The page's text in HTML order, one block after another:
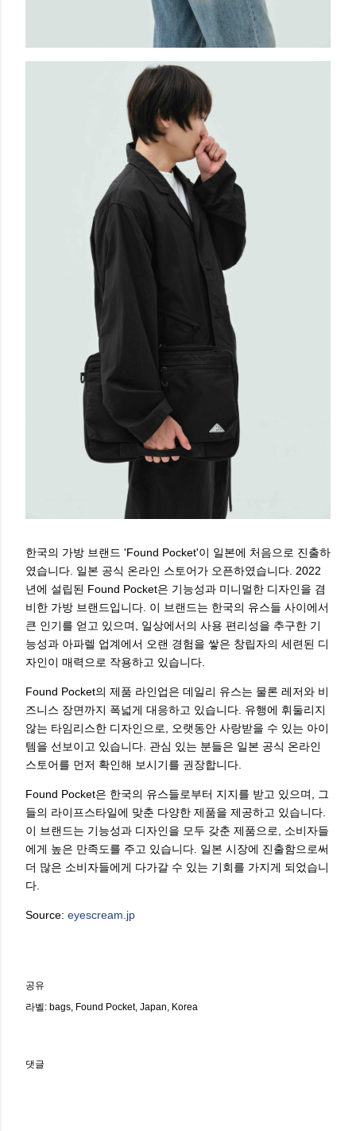
한국의 가방 브랜드 'Found Pocket'이 일본에 처음으로 진출하
였습니다. 일본 공식 온라인 스토어가 오픈하였습니다. 2022
년에 설립된 Found Pocket은 기능성과 미니멀한 디자인을 겸
비한 가방 브랜드입니다. 이 브랜드는 한국의 유스들 사이에서
큰 인기를 얻고 있으며, 일상에서의 사용 편리성을 추구한 기
능성과 아파렐 업계에서 오랜 경험을 쌓은 창립자의 세련된 디
자인이 매력으로 작용하고 있습니다.
Found Pocket의 제품 라인업은 데일리 유스는 물론 레저와 비
즈니스 장면까지 폭넓게 대응하고 있습니다. 유행에 휘둘리지
않는 타임리스한 디자인으로, 오랫동안 사랑받을 수 있는 아이
템을 선보이고 있습니다. 관심 있는 분들은 일본 공식 온라인
스토어를 먼저 확인해 보시기를 권장합니다.
Found Pocket은 한국의 유스들로부터 지지를 받고 있으며, 그
들의 라이프스타일에 맞춘 다양한 제품을 제공하고 있습니다.
이 브랜드는 기능성과 디자인을 모두 갖춘 제품으로, 소비자들
에게 높은 만족도를 주고 있습니다. 일본 시장에 진출함으로써
더 많은 소비자들에게 다가갈 수 있는 기회를 가지게 되었습니
다.
Source: eyescream.jp
공유
라벨: bags Found Pocket Japan Korea
댓글